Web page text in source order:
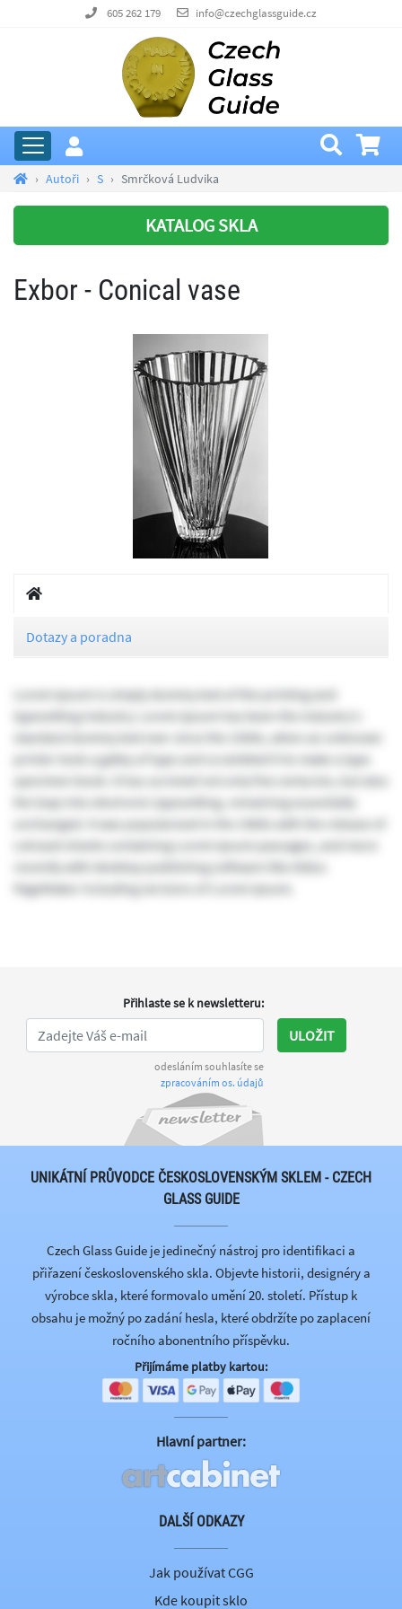
605 262 179 info@czechglassguide.cz
Autoři S Smrčková Ludvika
KATALOG SKLA
Exbor - Conical vase
Dotazy a poradna
Lorem Ipsum is simply dummy text of the printing and
typesetting industry. Lorem Ipsum has been the industry's
standard dummy text ever since the 1500s, when an unknown
printer took a galley of type and scrambled it to make a type
specimen book. It has survived not only five centuries, but also
the leap into electronic typesetting, remaining essentially
unchanged. It was popularised in the 1960s with the release of
Letraset sheets containing Lorem Ipsum passages, and more
recently with desktop publishing software like Aldus
PageMaker including versions of Lorem Ipsum.
Přihlaste se k newsletteru:
odesláním souhlasíte se
zpracováním os. údajů
ULOŽIT
UNIKÁTNÍ PRŮVODCE ČESKOSLOVENSKÝM SKLEM - CZECH
GLASS GUIDE
Czech Glass Guide je jedinečný nástroj pro identifikaci a
přiřazení československého skla. Objevte historii, designéry a
výrobce skla, které formovalo umění 20. století. Přístup k
obsahu je možný po zadání hesla, které obdržíte po zaplacení
ročního abonentního příspěvku.
Přijímáme platby kartou:
Hlavní partner:
DALŠÍ ODKAZY
Jak používat CGG
Kde koupit sklo